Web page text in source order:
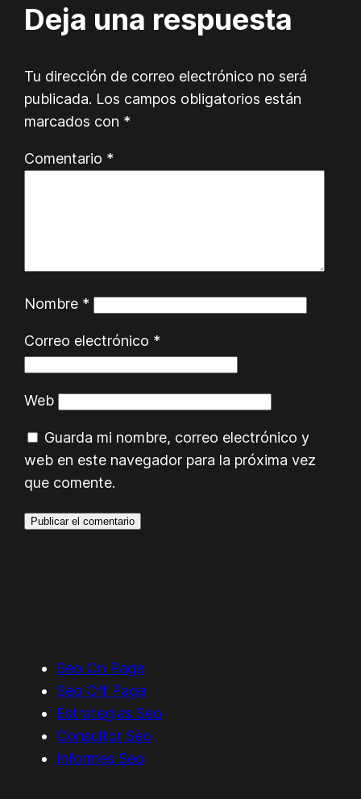
Deja una respuesta
Tu dirección de correo electrónico no será
publicada. Los campos obligatorios están
marcados con *
Comentario *
Nombre *
Correo electrónico *
Web
Guarda mi nombre, correo electrónico y
web en este navegador para la próxima vez
que comente.
Seo On Page
Seo Off Page
Estrategias Seo
Consultor Seo
Informes Seo